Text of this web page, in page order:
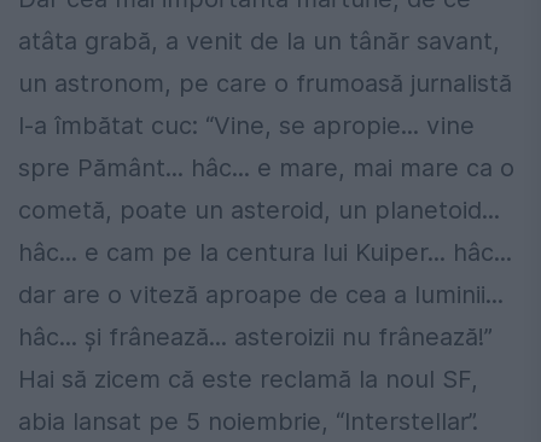
atâta grabă, a venit de la un tânăr savant,
un astronom, pe care o frumoasă jurnalistă
l-a îmbătat cuc: “Vine, se apropie... vine
spre Pământ... hâc... e mare, mai mare ca o
cometă, poate un asteroid, un planetoid...
hâc... e cam pe la centura lui Kuiper... hâc...
dar are o viteză aproape de cea a luminii...
hâc... şi frânează... asteroizii nu frânează!”
Hai să zicem că este reclamă la noul SF,
abia lansat pe 5 noiembrie, “Interstellar”.